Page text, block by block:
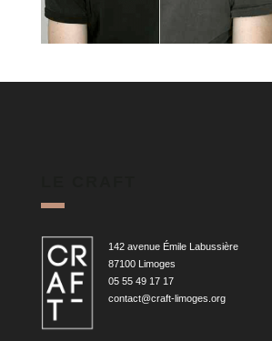
142 avenue Émile Labussière
87100 Limoges
05 55 49 17 17
contact@craft-limoges.org